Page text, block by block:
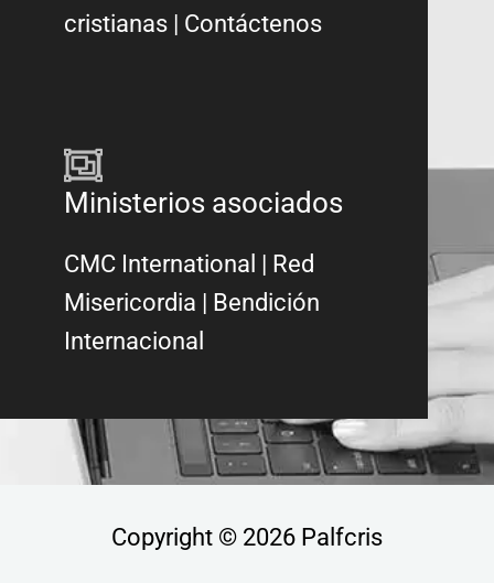
cristianas | Contáctenos
Ministerios asociados
CMC International | Red
Misericordia | Bendición
Internacional
Copyright © 2026 Palfcris